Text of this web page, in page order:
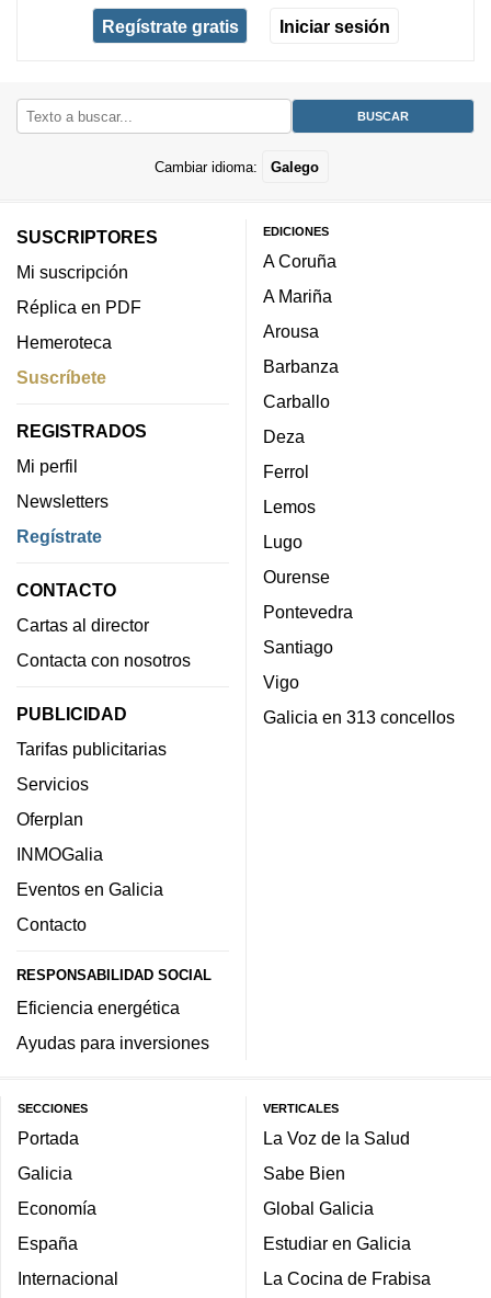
Regístrate gratis Iniciar sesión
Cambiar idioma: Galego
SUSCRIPTORES
Mi suscripción
Réplica en PDF
Hemeroteca
Suscríbete
REGISTRADOS
Mi perfil
Newsletters
Regístrate
CONTACTO
Cartas al director
Contacta con nosotros
PUBLICIDAD
Tarifas publicitarias
Servicios
Oferplan
INMOGalia
Eventos en Galicia
Contacto
RESPONSABILIDAD SOCIAL
Eficiencia energética
Ayudas para inversiones
EDICIONES
A Coruña
A Mariña
Arousa
Barbanza
Carballo
Deza
Ferrol
Lemos
Lugo
Ourense
Pontevedra
Santiago
Vigo
Galicia en 313 concellos
SECCIONES
Portada
Galicia
Economía
España
Internacional
VERTICALES
La Voz de la Salud
Sabe Bien
Global Galicia
Estudiar en Galicia
La Cocina de Frabisa